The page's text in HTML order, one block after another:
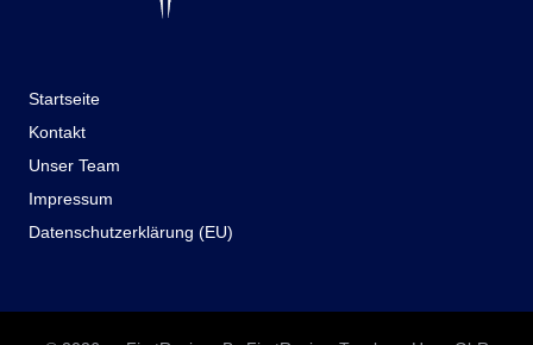
Startseite
Kontakt
Unser Team
Impressum
Datenschutzerklärung (EU)